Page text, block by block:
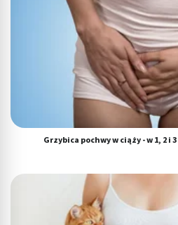
Grzybica pochwy w ciąży - w 1, 2